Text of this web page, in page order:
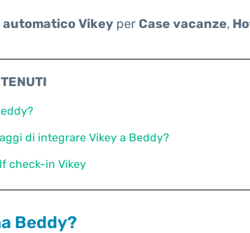
Vikey perCase vacanze,
di integrare Vikey a Beddy?
check-in Vikey
Beddy?